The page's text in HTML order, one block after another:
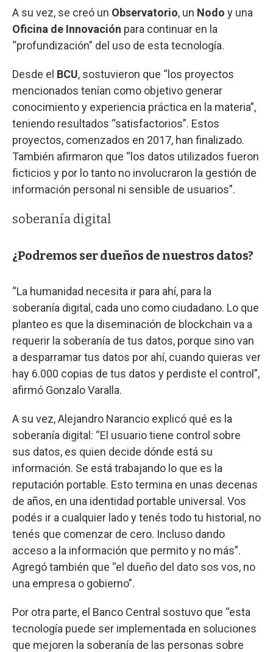
A su vez, se creó un Observatorio, un Nodo y una
Oficina de Innovación para continuar en la
“profundización” del uso de esta tecnología.
Desde el BCU, sostuvieron que “los proyectos
mencionados tenían como objetivo generar
conocimiento y experiencia práctica en la materia”,
teniendo resultados “satisfactorios”. Estos
proyectos, comenzados en 2017, han finalizado.
También afirmaron que “los datos utilizados fueron
ficticios y por lo tanto no involucraron la gestión de
información personal ni sensible de usuarios”.
soberanía digital
¿Podremos ser dueños de nuestros datos?
“La humanidad necesita ir para ahí, para la
soberanía digital, cada uno como ciudadano. Lo que
planteo es que la diseminación de blockchain va a
requerir la soberanía de tus datos, porque sino van
a desparramar tus datos por ahí, cuando quieras ver
hay 6.000 copias de tus datos y perdiste el control”,
afirmó Gonzalo Varalla.
A su vez, Alejandro Narancio explicó qué es la
soberanía digital: “El usuario tiene control sobre
sus datos, es quien decide dónde está su
información. Se está trabajando lo que es la
reputación portable. Esto termina en unas decenas
de años, en una identidad portable universal. Vos
podés ir a cualquier lado y tenés todo tu historial, no
tenés que comenzar de cero. Incluso dando
acceso a la información que permito y no más”.
Agregó también que “el dueño del dato sos vos, no
una empresa o gobierno”.
Por otra parte, el Banco Central sostuvo que “esta
tecnología puede ser implementada en soluciones
que mejoren la soberanía de las personas sobre